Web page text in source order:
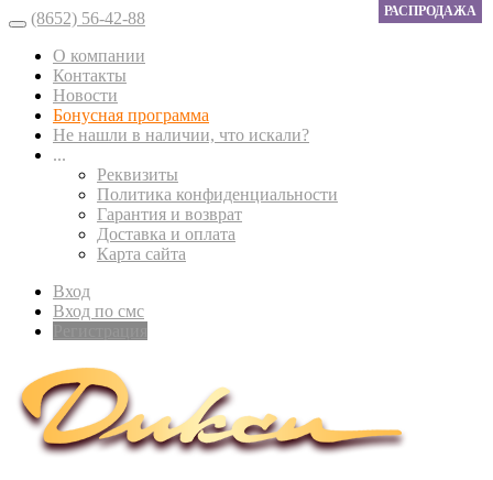
(8652) 56-42-88
О компании
Контакты
Новости
Бонусная программа
Не нашли в наличии, что искали?
...
Реквизиты
Политика конфиденциальности
Гарантия и возврат
Доставка и оплата
Карта сайта
Вход
Вход по смс
РАСПРОДАЖА